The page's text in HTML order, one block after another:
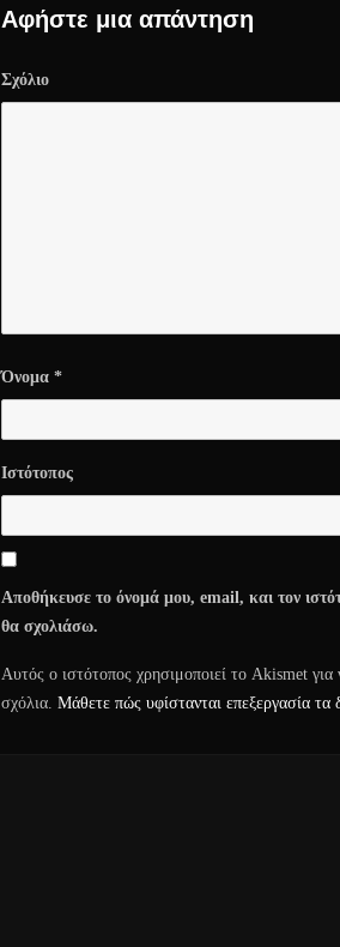
Αφήστε μια απάντηση
Σχόλιο
Όνομα *
Ιστότοπος
Αποθήκευσε το όνομά μου, email, και τον
θα σχολιάσω.
Αυτός ο ιστότοπος χρησιμοποιεί το Akismet για
σχόλια. Μάθετε πώς υφίστανται επεξεργασία